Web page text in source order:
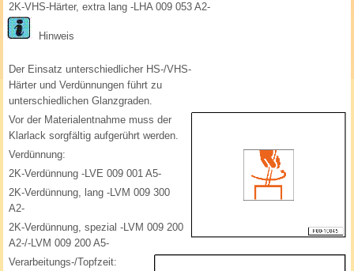
2K-VHS-Härter, extra lang -LHA 009 053 A2-
Hinweis
Der Einsatz unterschiedlicher HS-/VHS-
Härter und Verdünnungen führt zu
unterschiedlichen Glanzgraden.
Vor der Materialentnahme muss der
Klarlack sorgfältig aufgerührt werden.
Verdünnung:
2K-Verdünnung -LVE 009 001 A5-
2K-Verdünnung, lang -LVM 009 300
A2-
2K-Verdünnung, spezial -LVM 009 200
A2-/-LVM 009 200 A5-
Verarbeitungs-/Topfzeit: